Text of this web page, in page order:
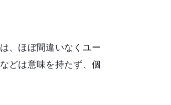
、ほぼ間違いなくユー
どは意味を持たず、個